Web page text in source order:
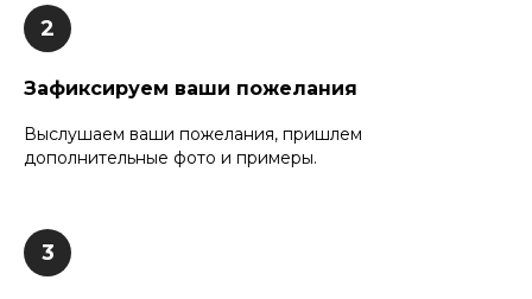
Зафиксируем ваши пожелания
Выслушаем ваши пожелания, пришлем
дополнительные фото и примеры.